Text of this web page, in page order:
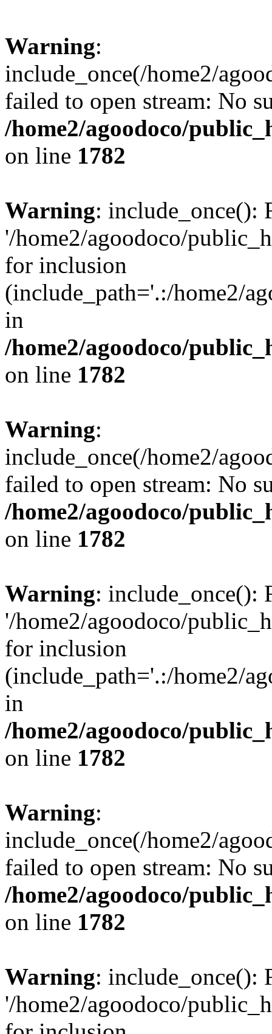
Warning:
include_once(/home2/
failed to open stream: No
/home2/agoodoco/
on line 1782
Warning: include_once():
'/home2/agoodoco/
for inclusion
(include_path='.:/home2/
in
/home2/agoodoco/
on line 1782
Warning:
include_once(/home2/
failed to open stream: No
/home2/agoodoco/
on line 1782
Warning: include_once():
'/home2/agoodoco/
for inclusion
(include_path='.:/home2/
in
/home2/agoodoco/
on line 1782
Warning:
include_once(/home2/
failed to open stream: No
/home2/agoodoco/
on line 1782
Warning: include_once():
'/home2/agoodoco/